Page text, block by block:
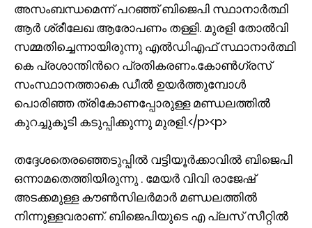
അസംബന്ധമെന്ന് പറഞ്ഞ് ബിജെപി സ്ഥാനാര്‍ത്ഥി
ആർ ശ്രീലേഖ ആരോപണം തള്ളി. മുരളി തോൽവി
സമ്മതിച്ചെന്നായിരുന്നു എൽഡിഎഫ് സ്ഥാനാര്‍ത്ഥി
കെ പ്രശാന്തിന്‍റെ പ്രതികരണം.കോൺഗ്രസ്
സംസ്ഥാനത്താകെ ഡീൽ ഉയർത്തുമ്പോൾ
പൊരിഞ്ഞ ത്രികോണപ്പോരുള്ള മണ്ഡലത്തിൽ
കുറച്ചുകൂടി കടുപ്പിക്കുന്നു മുരളി.</p><p>
തദ്ദേശതെരഞ്ഞെടുപ്പിൽ വട്ടിയൂ‍ർക്കാവിൽ ബിജെപി
ഒന്നാമതെത്തിയിരുന്നു . മേയർ വിവി രാജേഷ്
അടക്കമുള്ള കൗൺസിലർമാർ മണ്ഡലത്തിൽ
നിന്നുള്ളവരാണ്. ബിജെപിയുടെ എ പ്ലസ് സീറ്റിൽ